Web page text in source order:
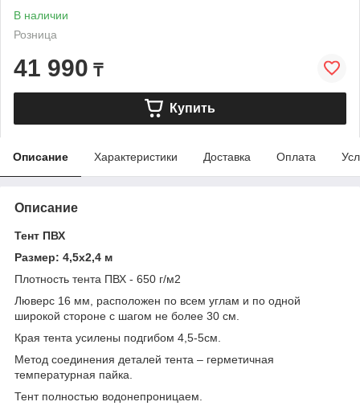
В наличии
Розница
41 990 ₸
Купить
Описание Характеристики Доставка Оплата
Описание
Тент ПВХ
Размер: 4,5х2,4 м
Плотность тента ПВХ - 650 г/м2
Люверс 16 мм, расположен по всем углам и по одной
широкой стороне с шагом не более 30 см.
Края тента усилены подгибом 4,5-5см.
Метод соединения деталей тента – герметичная
температурная пайка.
Тент полностью водонепроницаем.